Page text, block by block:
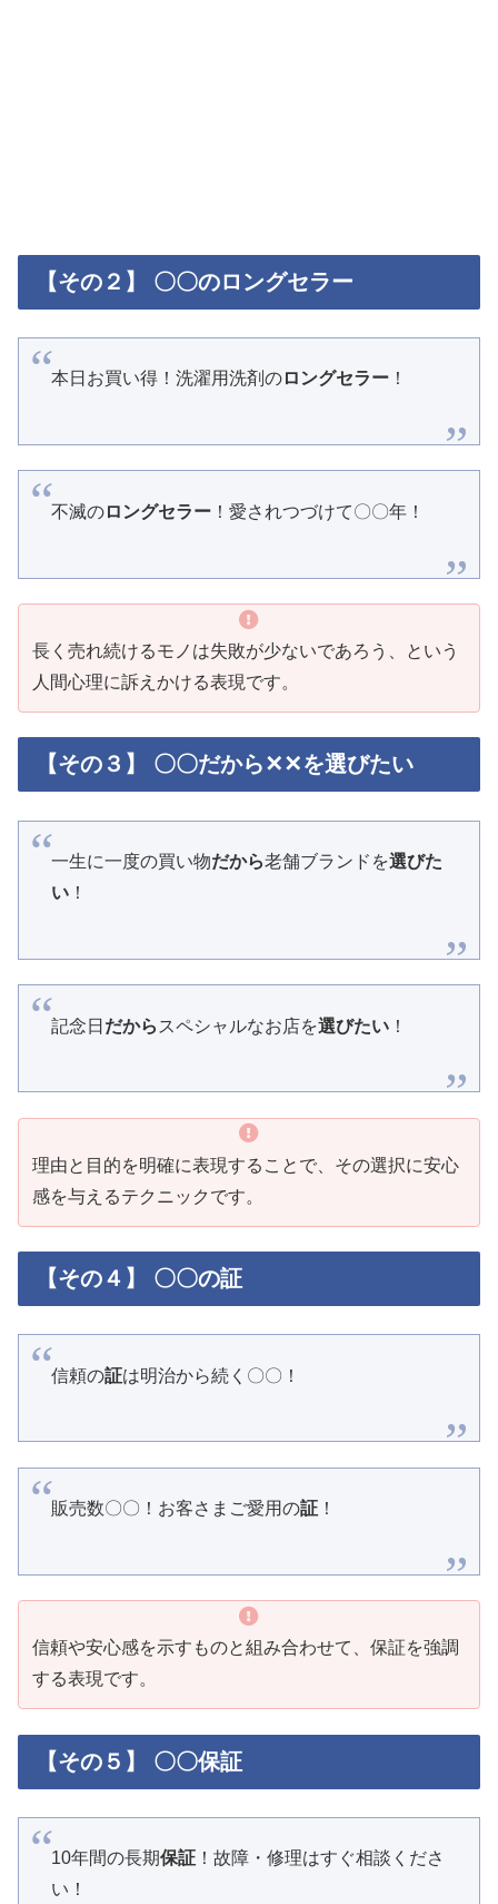
【その２】 〇〇のロングセラー
本日お買い得！洗濯用洗剤のロングセラー！
不滅のロングセラー！愛されつづけて〇〇年！
長く売れ続けるモノは失敗が少ないであろう、という
人間心理に訴えかける表現です。
【その３】 〇〇だから✕✕を選びたい
一生に一度の買い物だから老舗ブランドを選びた
い！
記念日 だから スペシャルなお店を選びたい！
理由と目的を明確に表現することで、その選択に安心
感を与えるテクニックです。
【その４】 〇〇の証
信頼の証は明治から続く〇〇！
販売数〇〇！お客さまご愛用の証！
信頼や安心感を示すものと組み合わせて、保証を強調
する表現です。
【その５】 〇〇保証
10年間の長期保証！故障・修理はすぐ相談くださ
い！